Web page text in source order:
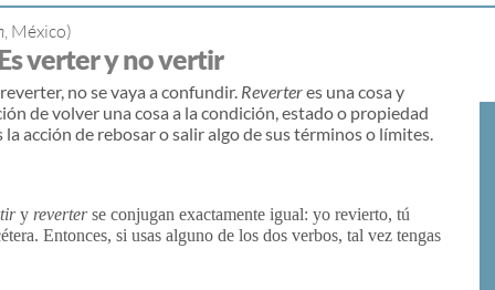
, México)
verter y no vertir
no se vaya a confundir. Reverteres una cosa y
de volver una cosa a la condición, estado o propiedad
acción de rebosar o salir algo de sus términos o límites.
y reverterse conjugan exactamente igual: yo revierto, tú
Entonces, si usas alguno de los dos verbos, tal vez tengas